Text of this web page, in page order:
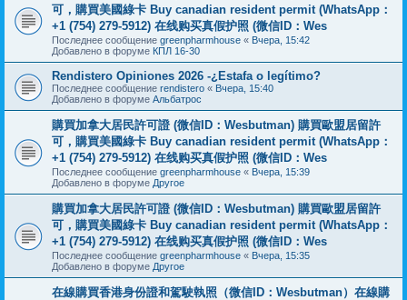
可，購買美國綠卡 Buy canadian resident permit (WhatsApp：
+1 (754) 279-5912) 在线购买真假护照 (微信ID：Wes
Последнее сообщение greenpharmhouse « Вчера, 15:42
Добавлено в форуме КПЛ 16-30
Rendistero Opiniones 2026 -¿Estafa o legítimo?
Последнее сообщение rendistero « Вчера, 15:40
Добавлено в форуме Альбатрос
購買加拿大居民許可證 (微信ID：Wesbutman) 購買歐盟居留許
可，購買美國綠卡 Buy canadian resident permit (WhatsApp：
+1 (754) 279-5912) 在线购买真假护照 (微信ID：Wes
Последнее сообщение greenpharmhouse « Вчера, 15:39
Добавлено в форуме Другое
購買加拿大居民許可證 (微信ID：Wesbutman) 購買歐盟居留許
可，購買美國綠卡 Buy canadian resident permit (WhatsApp：
+1 (754) 279-5912) 在线购买真假护照 (微信ID：Wes
Последнее сообщение greenpharmhouse « Вчера, 15:35
Добавлено в форуме Другое
在線購買香港身份證和駕駛執照（微信ID：Wesbutman）在線購